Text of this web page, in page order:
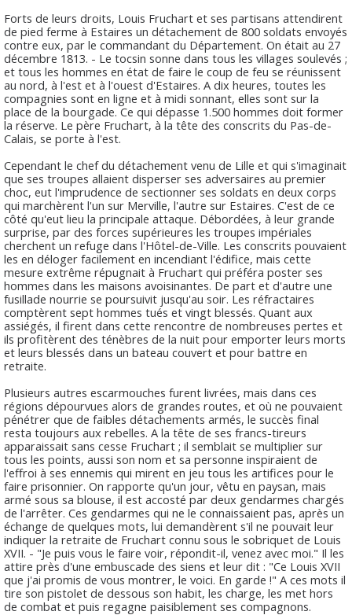
Forts de leurs droits, Louis Fruchart et ses partisans attendirent
de pied ferme à Estaires un détachement de 800 soldats envoyés
contre eux, par le commandant du Département. On était au 27
décembre 1813. - Le tocsin sonne dans tous les villages soulevés ;
et tous les hommes en état de faire le coup de feu se réunissent
au nord, à l'est et à l'ouest d'Estaires. A dix heures, toutes les
compagnies sont en ligne et à midi sonnant, elles sont sur la
place de la bourgade. Ce qui dépasse 1.500 hommes doit former
la réserve. Le père Fruchart, à la tête des conscrits du Pas-de-
Calais, se porte à l'est.
Cependant le chef du détachement venu de Lille et qui s'imaginait
que ses troupes allaient disperser ses adversaires au premier
choc, eut l'imprudence de sectionner ses soldats en deux corps
qui marchèrent l'un sur Merville, l'autre sur Estaires. C'est de ce
côté qu'eut lieu la principale attaque. Débordées, à leur grande
surprise, par des forces supérieures les troupes impériales
cherchent un refuge dans l'Hôtel-de-Ville. Les conscrits pouvaient
les en déloger facilement en incendiant l'édifice, mais cette
mesure extrême répugnait à Fruchart qui préféra poster ses
hommes dans les maisons avoisinantes. De part et d'autre une
fusillade nourrie se poursuivit jusqu'au soir. Les réfractaires
comptèrent sept hommes tués et vingt blessés. Quant aux
assiégés, il firent dans cette rencontre de nombreuses pertes et
ils profitèrent des ténèbres de la nuit pour emporter leurs morts
et leurs blessés dans un bateau couvert et pour battre en
retraite.
Plusieurs autres escarmouches furent livrées, mais dans ces
régions dépourvues alors de grandes routes, et où ne pouvaient
pénétrer que de faibles détachements armés, le succès final
resta toujours aux rebelles. A la tête de ses francs-tireurs
apparaissait sans cesse Fruchart ; il semblait se multiplier sur
tous les points, aussi son nom et sa personne inspiraient de
l'effroi à ses ennemis qui mirent en jeu tous les artifices pour le
faire prisonnier. On rapporte qu'un jour, vêtu en paysan, mais
armé sous sa blouse, il est accosté par deux gendarmes chargés
de l'arrêter. Ces gendarmes qui ne le connaissaient pas, après un
échange de quelques mots, lui demandèrent s'il ne pouvait leur
indiquer la retraite de Fruchart connu sous le sobriquet de Louis
XVII. - "Je puis vous le faire voir, répondit-il, venez avec moi." Il les
attire près d'une embuscade des siens et leur dit : "Ce Louis XVII
que j'ai promis de vous montrer, le voici. En garde !" A ces mots il
tire son pistolet de dessous son habit, les charge, les met hors
de combat et puis regagne paisiblement ses compagnons.